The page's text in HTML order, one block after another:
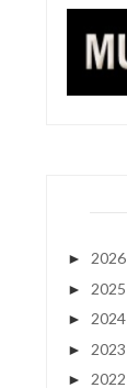
► 2026
► 2025
► 2024
► 2023
► 2022